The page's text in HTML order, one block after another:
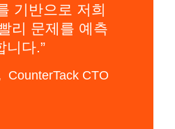
기반으로 저희
리 문제를 예측
니다.
CounterTack CTO